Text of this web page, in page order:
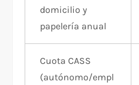
domicilio y
papelería anual
Cuota CASS
(autónomo/empl